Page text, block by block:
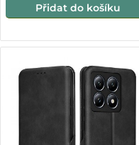
Přidat do košíku